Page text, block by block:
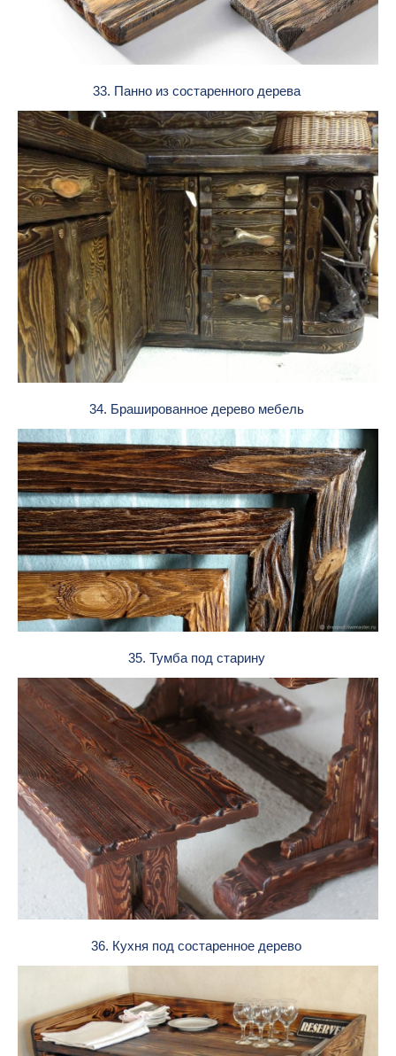
33. Панно из состаренного дерева
34. Брашированное дерево мебель
35. Тумба под старину
36. Кухня под состаренное дерево